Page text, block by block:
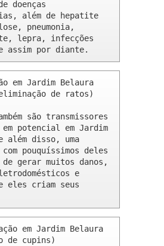
doenças
além de hepatite
pneumonia,
lepra, infecções
assim por diante.
em Jardim Belaura
de ratos)
são transmissores
em potencial em Jardim
além disso, uma
pouquíssimos deles
gerar muitos danos,
e
eles criam seus
em Jardim Belaura
de cupins)